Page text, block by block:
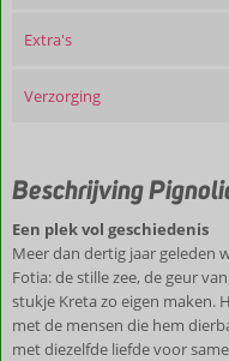
Extra's
Verzorging
Beschrijving
Een plek vol geschiedenis
Meer dan dertig jaar geleden
Fotia: de stille zee, de geur
stukje Kreta zo eigen maken.
met de mensen die hem
met diezelfde liefde voor